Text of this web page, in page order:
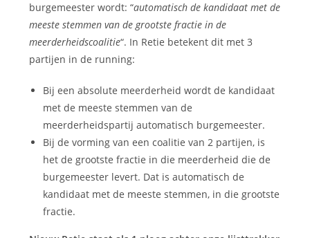
burgemeester wordt: “automatisch de kandidaat met de
meeste stemmen van de grootste fractie in de
meerderheidscoalitie“. In Retie betekent dit met 3
partijen in de running:
Bij een absolute meerderheid wordt de kandidaat
met de meeste stemmen van de
meerderheidspartij automatisch burgemeester.
Bij de vorming van een coalitie van 2 partijen, is
het de grootste fractie in die meerderheid die de
burgemeester levert. Dat is automatisch de
kandidaat met de meeste stemmen, in die grootste
fractie.